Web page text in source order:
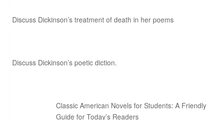
Discuss Dickinson’s treatment of death in her poems
Discuss Dickinson’s poetic diction.
Classic American Novels for Students: A Friendly
Guide for Today’s Readers